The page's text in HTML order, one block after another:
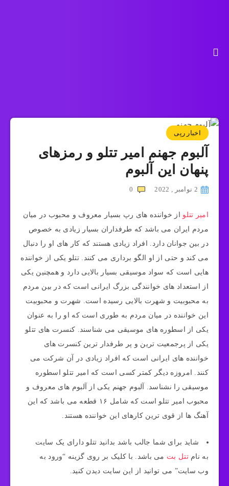
اخبار رپی
آلبوم جهنم امیر تتلو و رمزهای
پنهان این آلبوم
2 نوامبر , 2022 0
امیر تتلو از خواننده های رپ بسیار معروف و محبوب در میان
مردم ایران می باشد که طرفداران بسیار زیادی به خصوص
در بین جوانان دارد. افراد زیادی هستند که کار های او را دنبال
می کند و حتی از او الگو برداری می کنند. تتلو یکی از خواننده
هایی است که سواد موسیقی بسیار بالایی دارد و همچنین یکی
از استعداد های خوانندگی بزرگ ایرانی است که در بین مردم
به محبوبیت و شهرت بالایی رسیده است. شهرت و محبوبیت
این خواننده در میان مردم به طوری است که او را به عنوان
یکی از اسطوره های موسیقی می شناسند. کنسرت های تتلو
یکی از پرجمعیت ترین و پر طرفدار ترین کنسرت های
خواننده های ایرانی است که افراد زیادی در آن شرکت می
کنند. امروزه دیگر کمتر کسی است که امیر تتلو اسطوره
موسیقی را نشناسد. آلبوم جهنم یکی از آلبوم های معروف و
محبوب امیر تتلو است که شامل ۱۶ قطعه می باشد که این
آهنگ ها از قوی ترین کارهای این خواننده هستند.
شاید برای شما جالب باشد بدانید تتلو دارای یک سایت
به نامتتل بت می باشد. با کلیک بر روی گزینه “ورود به
وب سایت” می توانید از این سایت دیدن کنید.